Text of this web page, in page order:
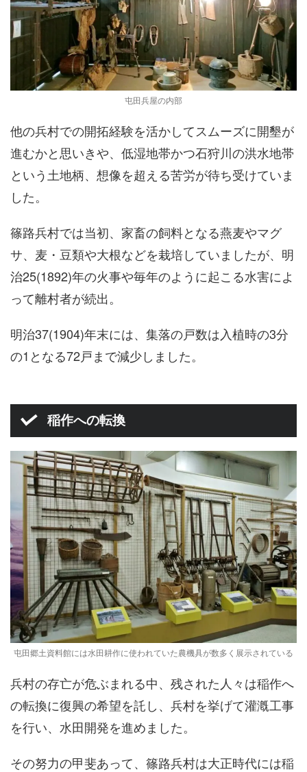
屯田兵屋の内部
他の兵村での開拓経験を活かしてスムーズに開墾が
進むかと思いきや、低湿地帯かつ石狩川の洪水地帯
という土地柄、想像を超える苦労が待ち受けていま
した。
篠路兵村では当初、家畜の飼料となる燕麦やマグ
サ、麦・豆類や大根などを栽培していましたが、明
治25(1892)年の火事や毎年のように起こる水害によ
って離村者が続出。
明治37(1904)年末には、集落の戸数は入植時の3分
の1となる72戸まで減少しました。
稲作への転換
屯田郷土資料館には水田耕作に使われていた農機具が数多く展示されている
兵村の存亡が危ぶまれる中、残された人々は稲作へ
の転換に復興の希望を託し、兵村を挙げて灌漑工事
を行い、水田開発を進めました。
その努力の甲斐あって、篠路兵村は大正時代には稲